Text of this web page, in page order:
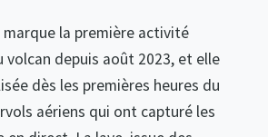
la première activité
depuis août 2023, et elle
dès les premières heures du
aériens qui ont capturé les